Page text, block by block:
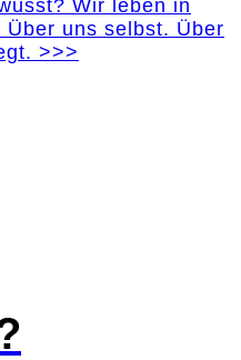
Wir leben in
uns selbst. Über
>>>